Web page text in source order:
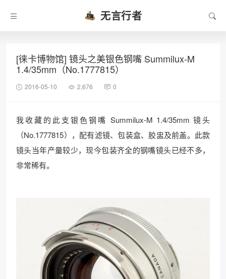
无言行者
[徕卡博物馆] 镜头之美银色钢嘴 Summilux-M
1.4/35mm（No.1777815）
2016-05-10 2,676 0
我收藏的此支银色钢嘴 Summilux-M 1.4/35mm 镜头
（No.1777815），配有滤镜、包装盒、胶盅及前盖。此款
镜头当年产量较少，现今包装齐全的钢嘴镜头已经不多，
非常稀有。